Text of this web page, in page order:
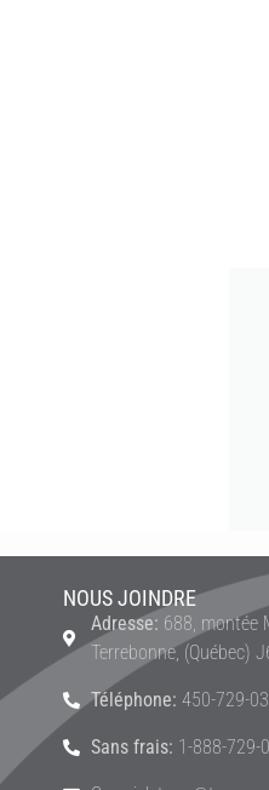
NOUS JOINDRE
Adresse: 688, montée
Terrebonne, (Québec)
Téléphone: 450-729-
Sans frais: 1-888-729-